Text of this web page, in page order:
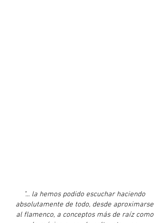
"... la hemos podido escuchar haciendo
absolutamente de todo, desde aproximarse
al flamenco, a conceptos más de raíz como